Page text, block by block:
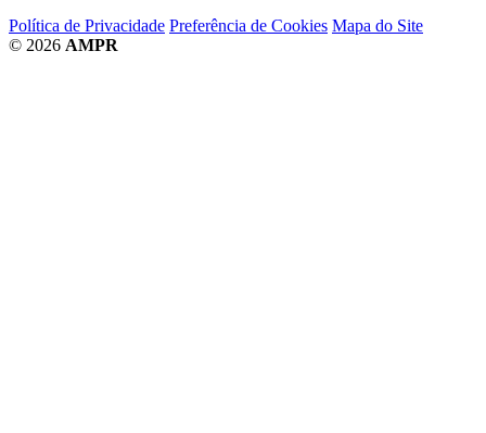
Política de Privacidade Preferência de Cookies Mapa do Site
© 2026 AMPR